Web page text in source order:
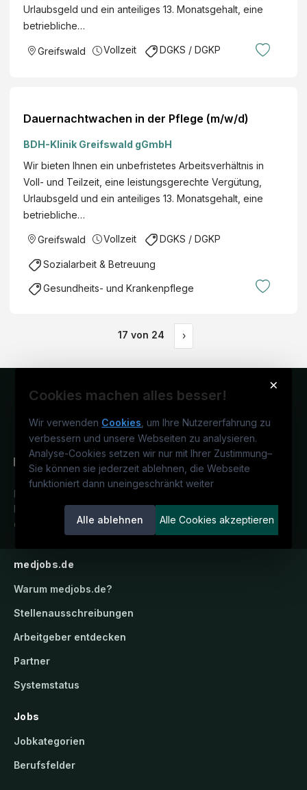
Urlaubsgeld und ein anteiliges 13. Monatsgehalt, eine
betriebliche…
Greifswald Vollzeit DGKS / DGKP
Dauernachtwachen in der Pflege (m/w/d)
BDH-Klinik Greifswald gGmbH
Wir bieten Ihnen ein unbefristetes Arbeitsverhältnis in
Voll- und Teilzeit, eine leistungsgerechte Vergütung,
Urlaubsgeld und ein anteiliges 13. Monatsgehalt, eine
betriebliche…
Greifswald Vollzeit DGKS / DGKP
Sozialarbeit & Betreuung
Gesundheits- und Krankenpflege
17 von 24 ›
×
Cookies machen alles besser!
Wir verwenden Cookies , um Ihre Nutzererfahrung zu
verbessern und unsere Webseiten zu analysieren.
Analyse-Cookies setzen wir nur mit Ihrer Zustimmung–
Sie können sie jederzeit ablehnen, die Webseite
funktioniert dann uneingeschränkt weiter
Alle ablehnen Alle Cookies akzeptieren
Deutschlands medizinisches
Karriereportal.Ein Service der
candidatis GmbH.
medjobs.de
Warum medjobs.de?
Stellenausschreibungen
Arbeitgeber entdecken
Partner
Systemstatus
Jobs
Jobkategorien
Berufsfelder